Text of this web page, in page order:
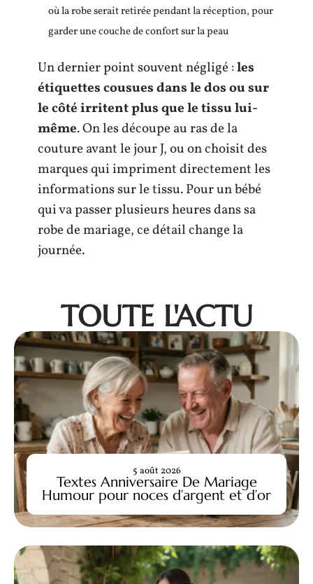
où la robe serait retirée pendant la réception, pour
garder une couche de confort sur la peau
Un dernier point souvent négligé :les
étiquettes cousues dans le dos ou sur
le côté irritent plus que le tissu lui-
même. On les découpe au ras de la
couture avant le jour J, ou on choisit des
marques qui impriment directement les
informations sur le tissu. Pour un bébé
qui va passer plusieurs heures dans sa
robe de mariage, ce détail change la
journée.
TOUTE L'ACTU
Textes Anniversaire De Mariage
Humour pour noces d’argent et d’or
5 août 2026